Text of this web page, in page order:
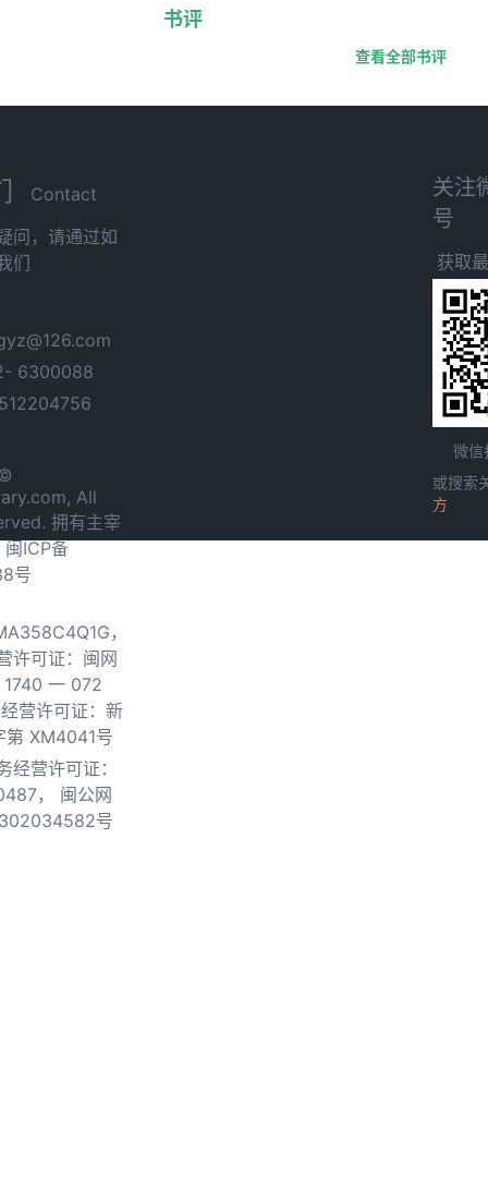
书评
查看全部书评
Contact
问，请通过如
们
6300088
All
拥有主宰
闽ICP备
号
，
许可证：闽网
一 072
营许可证：新
第 XM4041号
经营许可证：
，
闽公网
号
关注
号
获取
微信
或搜索
方